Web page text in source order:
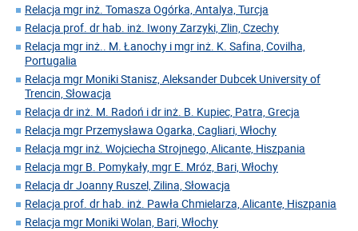
Relacja mgr inż. Tomasza Ogórka, Antalya, Turcja
Relacja prof. dr hab. inż. Iwony Zarzyki, Zlin, Czechy
Relacja mgr inż.. M. Łanochy i mgr inż. K. Safina, Covilha,
Portugalia
Relacja mgr Moniki Stanisz, Aleksander Dubcek University of
Trencin, Słowacja
Relacja dr inż. M. Radoń i dr inż. B. Kupiec, Patra, Grecja
Relacja mgr Przemysława Ogarka, Cagliari, Włochy
Relacja mgr inż. Wojciecha Strojnego, Alicante, Hiszpania
Relacja mgr B. Pomykały, mgr E. Mróz, Bari, Włochy
Relacja dr Joanny Ruszel, Zilina, Słowacja
Relacja prof. dr hab. inż. Pawła Chmielarza, Alicante, Hiszpania
Relacja mgr Moniki Wolan, Bari, Włochy